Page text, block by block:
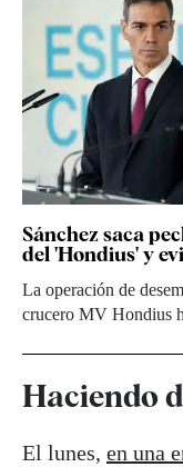
Sánchez saca
del 'Hondius' y
La operación de
crucero MV Hondius
Haciendo
El lunes, en una